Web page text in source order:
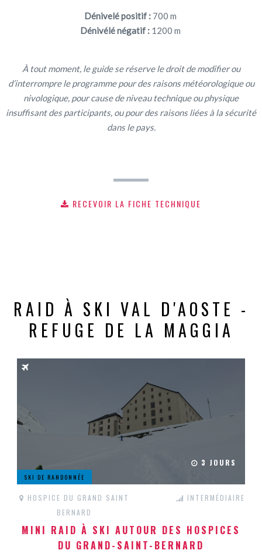
Dénivelé positif :700 m
Dénivélé négatif : 1200 m
À tout moment, le guide se réserve le droit de modifier ou
d’interrompre le programme pour des raisons météorologique ou
nivologique, pour cause de niveau technique ou physique
insuffisant des participants, ou pour des raisons liées à la sécurité
dans le pays.
RECEVOIR LA FICHE TECHNIQUE
RAID À SKI VAL D'AOSTE -
REFUGE DE LA MAGGIA
3 JOURS
SKI DE RANDONNÉE
HOSPICE DU GRAND SAINT
BERNARD
INTERMÉDIAIRE
MINI RAID À SKI AUTOUR DES HOSPICES
DU GRAND-SAINT-BERNARD